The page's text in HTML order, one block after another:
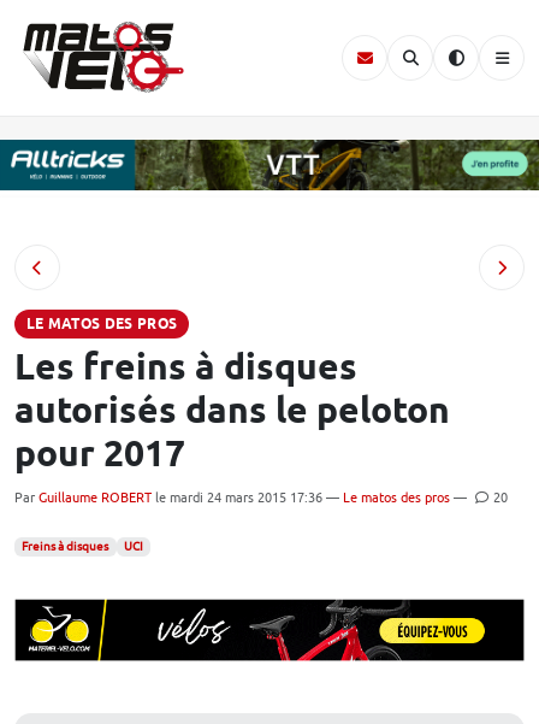
LE MATOS DES PROS
Les freins à disques
autorisés dans le peloton
pour 2017
Par Guillaume ROBERT le mardi 24 mars 2015 17:36 — Le matos des pros — 20
Freins à disques UCI